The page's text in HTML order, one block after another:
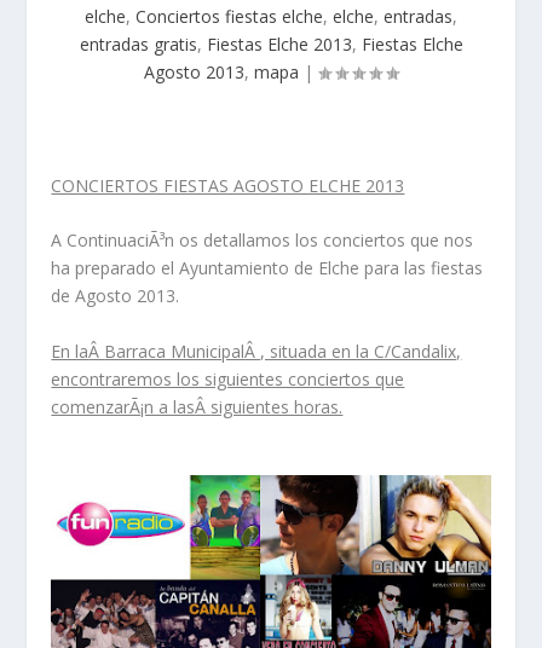
elche, Conciertos fiestas elche, elche, entradas,
entradas gratis, Fiestas Elche 2013, Fiestas Elche
Agosto 2013, mapa |
CONCIERTOS FIESTAS AGOSTO ELCHE 2013
A ContinuaciÃ³n os detallamos los conciertos que nos
ha preparado el Ayuntamiento de Elche para las fiestas
de Agosto 2013.
En laÂ Barraca MunicipalÂ , situada en la C/Candalix,
encontraremos los siguientes conciertos que
comenzarÃ¡n a lasÂ siguientes horas.